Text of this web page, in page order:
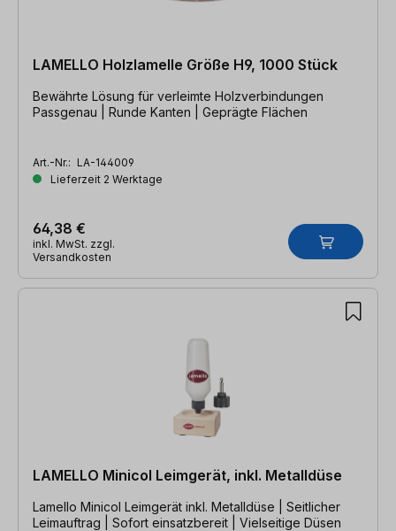
LAMELLO Holzlamelle Größe H9, 1000 Stück
Bewährte Lösung für verleimte Holzverbindungen
Passgenau | Runde Kanten | Geprägte Flächen
Art.-Nr.: LA-144009
Lieferzeit 2 Werktage
64,38 €
inkl. MwSt. zzgl.
Versandkosten
LAMELLO Minicol Leimgerät, inkl. Metalldüse
Lamello Minicol Leimgerät inkl. Metalldüse | Seitlicher
Leimauftrag | Sofort einsatzbereit | Vielseitige Düsen